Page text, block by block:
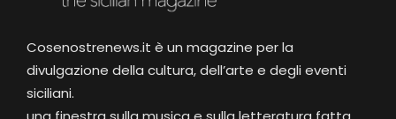
Cosenostrenews.it è un magazine per la
divulgazione della cultura, dell’arte e degli eventi
siciliani.